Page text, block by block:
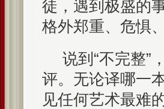
徒，遇到极盛的
格外郑重、危惧
说到“不完整”
评。无论译哪一
见任何艺术最难